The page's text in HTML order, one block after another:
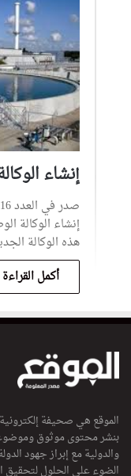
إنشاء
إنشاء الوكالة
هذه الوكالة
أكمل
الموقع هي صحيفة
بنشر محتوى موثوق
والدولية مع إبراز جهود
الضوء على الحلول لتحقيق